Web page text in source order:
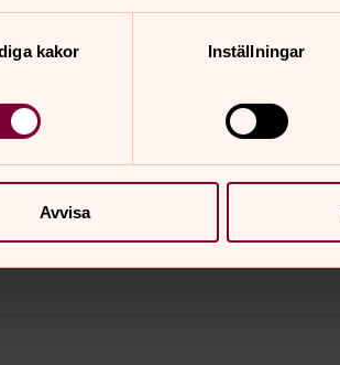
kakor
Inställningar
Avvisa
kapell